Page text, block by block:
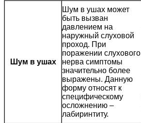
Шум в ушах
Шум в ушах может
быть вызван
давлением на
наружный слуховой
проход. При
поражении слухового
нерва симптомы
значительно более
выражены. Данную
форму относят к
специфическому
осложнению –
лабиринтиту.